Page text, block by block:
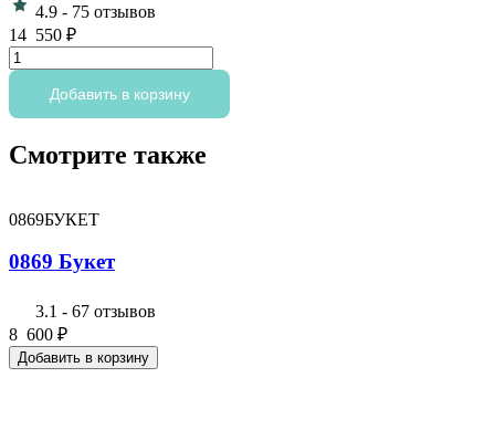
4.9 - 75 отзывов
14 550 ₽
Количество
товара
Букет
Добавить в корзину
Смотрите также
0869БУКЕТ
0869 Букет
3.1 - 67 отзывов
8 600 ₽
Добавить в корзину